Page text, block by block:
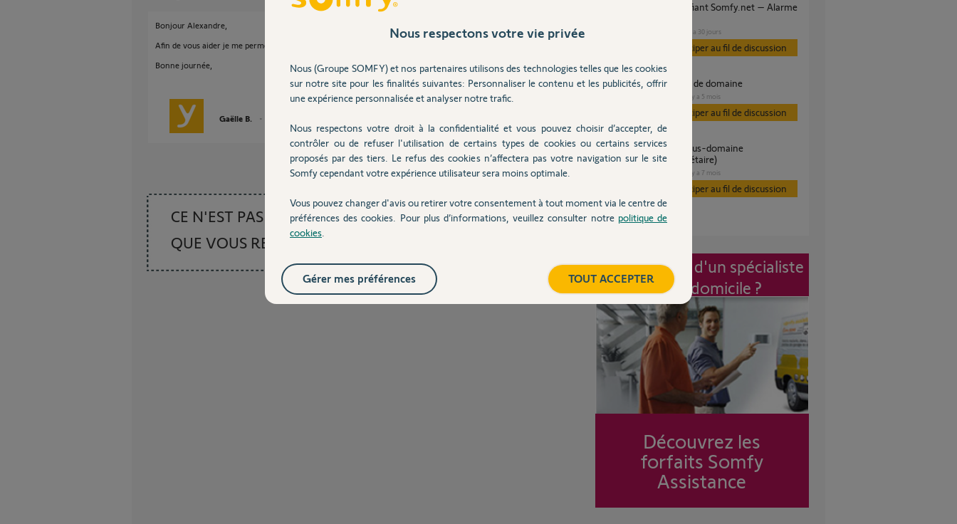
Bonjour Alexandre,
Afin de vous aider je me permets de vous envoyer un mail.
Bonne journée,
Gaëlle B.
CE N'EST PAS CE
QUE VOUS RECHERCHEZ
il y a 30 jours
Participer au fil de discussion
réinitialisation nom de domaine
il y a 5 mois
Participer au fil de discussion
Nouveau Nom de sous-domaine
(changement propriétaire)
il y a 7 mois
Participer au fil de discussion
Intervention d'un spécialiste
à mon domicile ?
Découvrez les
forfaits Somfy
Assistance
Nous respectons votre vie privée
Nous (Groupe SOMFY) et nos partenaires utilisons des technologies telles que les cookies
sur notre site pour les finalités suivantes: Personnaliser le contenu et les publicités, offrir
une expérience personnalisée et analyser notre trafic.
Nous respectons votre droit à la confidentialité et vous pouvez choisir d’accepter, de
contrôler ou de refuser l'utilisation de certains types de cookies ou certains services
proposés par des tiers. Le refus des cookies n’affectera pas votre navigation sur le site
Somfy cependant votre expérience utilisateur sera moins optimale.
Vous pouvez changer d'avis ou retirer votre consentement à tout moment via le centre de
préférences des cookies. Pour plus d’informations, veuillez consulter notre politique de
cookies
TOUT ACCEPTER
Gérer mes préférences